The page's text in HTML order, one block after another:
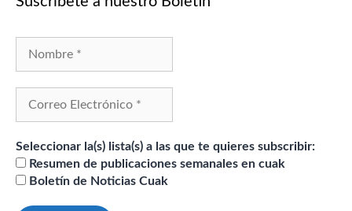
Seleccionar la(s) lista(s) a las que te quieres subscribir:
Resumen de publicaciones semanales en cuak
Boletín de Noticias Cuak